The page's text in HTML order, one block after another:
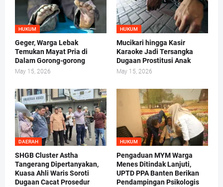
HUKUM
Geger, Warga Lebak
Temukan Mayat Pria di
Dalam Gorong-gorong
May 15, 2026
HUKUM
Mucikari hingga Kasir
Karaoke Jadi Tersangka
Dugaan Prostitusi Anak
May 15, 2026
DAERAH
SHGB Cluster Astha
Tangerang Dipertanyakan,
Kuasa Ahli Waris Soroti
Dugaan Cacat Prosedur
HUKUM
Pengaduan MYM Warga
Menes Ditindak Lanjuti,
UPTD PPA Banten Berikan
Pendampingan Psikologis